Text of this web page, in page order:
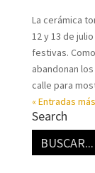
La cerámica
12 y 13 de
festivas.
abandonan
calle para
« Entradas
Search